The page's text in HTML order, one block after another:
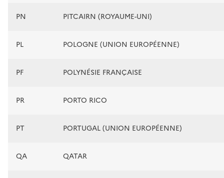
PN PITCAIRN (ROYAUME-UNI)
PL POLOGNE (UNION EUROPÉENNE)
PF POLYNÉSIE FRANÇAISE
PR PORTO RICO
PT PORTUGAL (UNION EUROPÉENNE)
QA QATAR